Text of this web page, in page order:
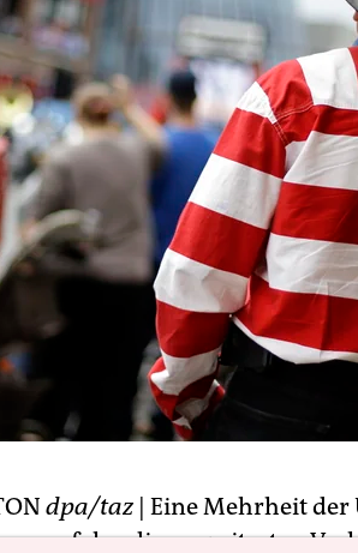
dpa/taz | Eine Mehrheit
zufolge die „erweiterten